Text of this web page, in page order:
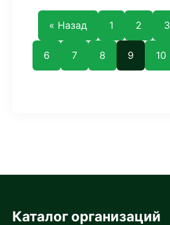
« Назад 1 2 3
6 7 8 9 10
Каталог организаций